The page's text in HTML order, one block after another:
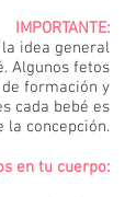
IMPORTANTE:
idea general
Algunos fetos
formación y
cada bebé es
la concepción.
en tu cuerpo: